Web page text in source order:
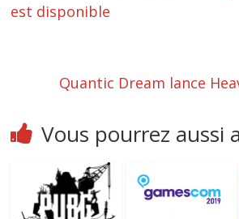
est disponible
Quantic Dream lance
Vous pourrez aussi